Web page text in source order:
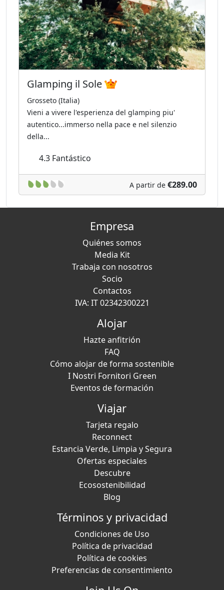
Glamping il Sole
Grosseto (Italia)
Vieni a vivere l'esperienza del glamping piu'
autentico...immerso nella pace e nel silenzio
della...
4.3 Fantástico
A partir de €289.00
Empresa
Quiénes somos
Media Kit
Trabaja con nosotros
Socio
Contactos
IVA: IT 02342300221
Alojar
Hazte anfitrión
FAQ
Cómo alojar de forma sostenible
I Nostri Fornitori Green
Eventos de formación
Viajar
Tarjeta regalo
Reconnect
Estancia Verde, Limpia y Segura
Ofertas especiales
Descubre
Ecosostenibilidad
Blog
Términos y privacidad
Condiciones de Uso
Política de privacidad
Política de cookies
Preferencias de consentimiento